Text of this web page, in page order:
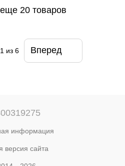
20 товаров
1 из 6 Вперед
информация
версия сайта